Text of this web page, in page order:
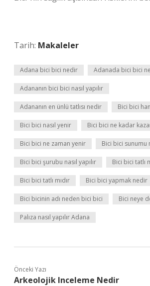
Tarih: Makaleler
Adana bici bici nedir Adanada bici bici
Adananın bici bici nasıl yapılır
Adananın en ünlü tatlısı nedir Bici bici
Bici bici nasıl yenir Bici bici ne kadar
Bici bici ne zaman yenir Bici bici sunumu
Bici bici şurubu nasıl yapılır Bici bici tatlı
Bici bici tatlı mıdır Bici bici yapmak nedir
Bici bicinin adı neden bici bici Bici neye
Palıza nasıl yapılır Adana
Önceki Yazı
Arkeolojik Inceleme Nedir